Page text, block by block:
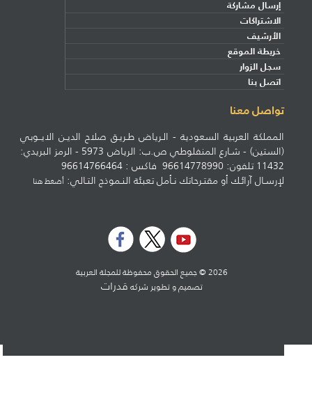
إرسال مشاركة
الاشتراكات
الأرشيف
خريطة الموقع
سجل الزوار
اتصل بنا
تواصل معنا
المملكة العربية السعودية - الـرياض طـريـق صلاح الديـن الايــوبي
(الستين) - شـارع المنفلوطي ص.ب: الرياض 5973 - الرمز البريدي:
11432 تلفون: 96614778990 فاكس : 96614766464
لإرسـال آرائـك أو مقتـرحاتك نـأمل تعبئة النـموذج التـالي:أضغط هنا
2026 © جميع الحقوق محفوظة للمجلة العربية
تصميم و تطوير شركهقدرات